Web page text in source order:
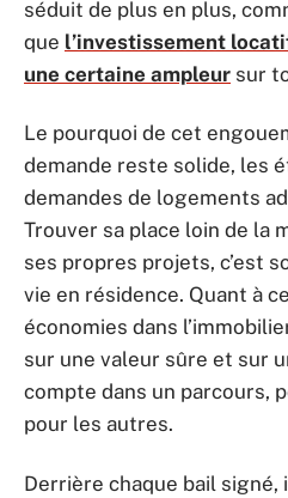
séduit de plus en plus,
que l’investissement
une certaine ampleur sur
Le pourquoi de cet
demande reste solide, les
demandes de logements
Trouver sa place loin de la
ses propres projets, c’est
vie en résidence. Quant à
économies dans
sur une valeur sûre et sur
compte dans un parcours,
pour les autres.
Derrière chaque bail signé,